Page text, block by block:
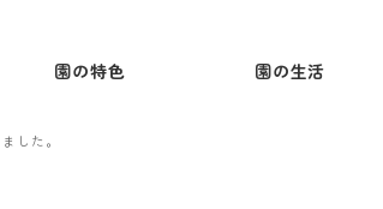
園の特色 園の生活
した。